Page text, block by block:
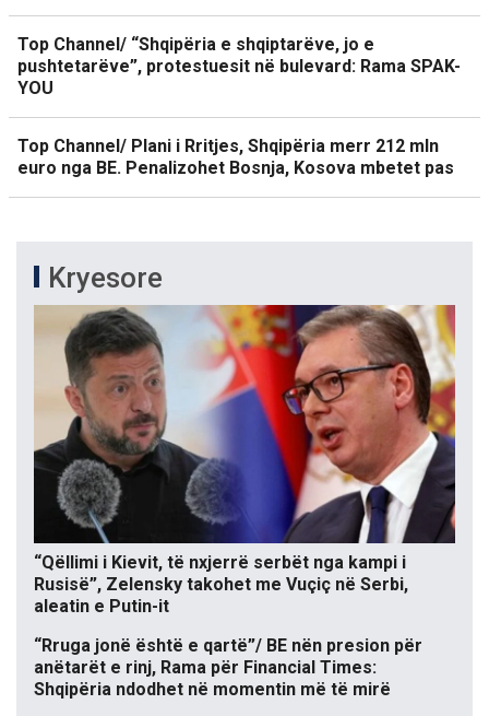
Top Channel/ “Shqipëria e shqiptarëve, jo e
pushtetarëve”, protestuesit në bulevard: Rama SPAK-
YOU
Top Channel/ Plani i Rritjes, Shqipëria merr 212 mln
euro nga BE. Penalizohet Bosnja, Kosova mbetet pas
Kryesore
“Qëllimi i Kievit, të nxjerrë serbët nga kampi i
Rusisë”, Zelensky takohet me Vuçiç në Serbi,
aleatin e Putin-it
“Rruga jonë është e qartë”/ BE nën presion për
anëtarët e rinj, Rama për Financial Times:
Shqipëria ndodhet në momentin më të mirë